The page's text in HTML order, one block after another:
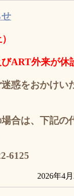
ART外来が休
惑をおかけい
合は、下記の
6125
2026年4月